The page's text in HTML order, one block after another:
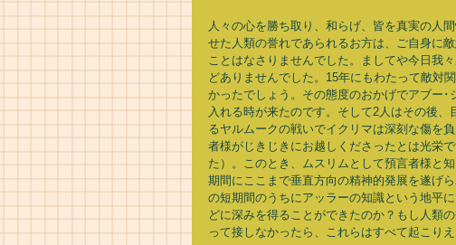
人々の心を勝ち取り、和らげ、皆を真実の人
せた人類の誉れであられるお方は、ご自身に
ことはなさりませんでした。ましてや今日我
どありませんでした。15年にもわたって敵対
かったでしょう。その態度のおかげでアブー
入れる時が来たのです。そして2人はその後
るヤルムークの戦いでイクリマは深刻な傷を
者様がじきじきにお越しくださったとは光栄
た）。このとき、ムスリムとして預言者様と
期間にここまで垂直方向の精神的発展を遂げ
の短期間のうちにアッラーの知識という地平
どに深みを得ることができたのか？もし人類
って接しなかったら、これらはすべて起こり